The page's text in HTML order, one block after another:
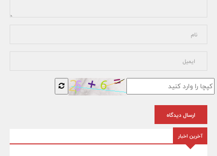
ارسال دیدگاه
آخرین اخبار